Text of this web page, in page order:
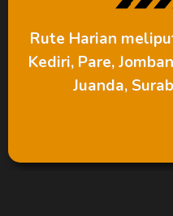
Rute Harian
Kediri, Pare,
Juanda,